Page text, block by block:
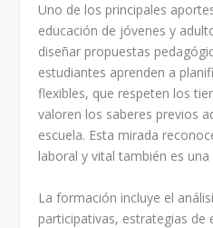
Uno de los principales
educación de jóvenes y
diseñar propuestas
estudiantes aprenden a
flexibles, que respeten los
valoren los saberes previos
escuela. Esta mirada
laboral y vital también es
La formación incluye el
participativas, estrategias de